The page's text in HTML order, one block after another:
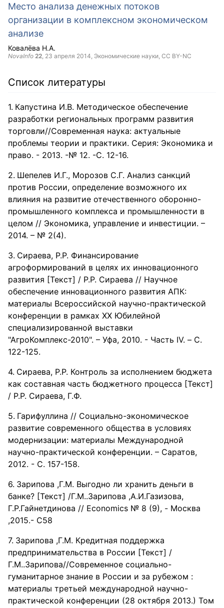
Место анализа денежных потоков
организации в комплексном экономическом
анализе
Ковалёва Н.А.
NovaInfo 22 23 апреля 2014 , Экономические науки, CC BY-NC
Список литературы
Капустина И.В. Методическое обеспечение
разработки региональных программ развития
торговли//Современная наука: актуальные
проблемы теории и практики. Серия: Экономика и
право. - 2013. -№ 12. -С. 12-16.
Шепелев И.Г., Морозов С.Г. Анализ санкций
против России, определение возможного их
влияния на развитие отечественного оборонно-
промышленного комплекса и промышленности в
целом // Экономика, управление и инвестиции. –
2014. – № 2(4).
Сираева, Р.Р. Финансирование
агроформирований в целях их инновационного
развития [Текст] / Р.Р. Сираева // Научное
обеспечение инновационного развития АПК:
материалы Всероссийской научно-практической
конференции в рамках XX Юбилейной
специализированной выставки
"АгроКомплекс-2010". – Уфа, 2010. - Часть IV. – С.
122-125.
Сираева, Р.Р. Контроль за исполнением бюджета
как составная часть бюджетного процесса [Текст]
/ Р.Р. Сираева, Г.Ф.
Гарифуллина // Социально-экономическое
развитие современного общества в условиях
модернизации: материалы Международной
научно-практической конференции. – Саратов,
2012. - С. 157-158.
Зарипова ,Г.М. Выгодно ли хранить деньги в
банке? [Текст] /Г.М..Зарипова ,А.И.Газизова,
Г.Р.Гайнетдинова // Economics № 8 (9), - Москва
,2015.- С58
Зарипова ,Г.М. Кредитная поддержка
предпринимательства в России [Текст] /
Г.М..Зарипова//Современное социально-
гуманитарное знание в России и за рубежом :
материалы третьей международной научно-
практической конференции (28 октября 2013.) Том